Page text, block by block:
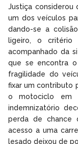
Justiça considerou
um dos veículos
dando-se a
ligeiro, o critério
acompanhado da
que se encontra
fragilidade do
fixar um contributo
o motociclo em
indemnizatório
perda de chance
acesso a uma
lesado deixou de